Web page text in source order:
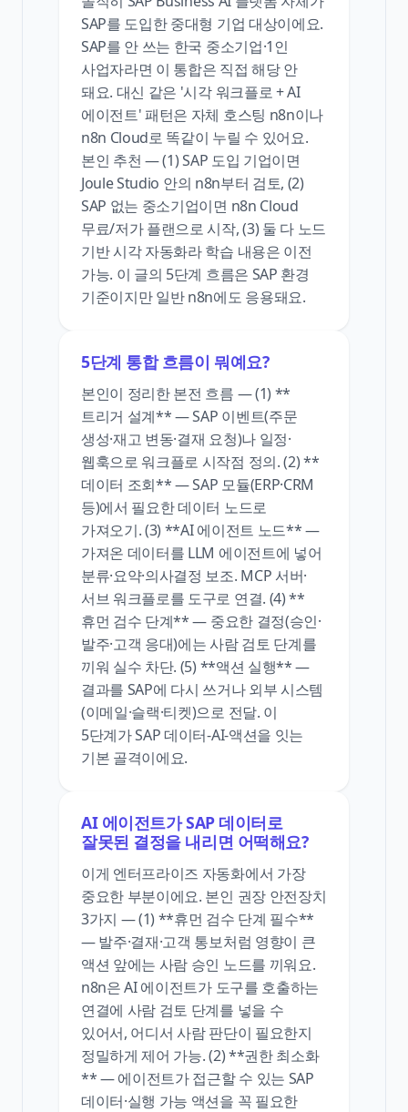
SAP를 도입한 중대형 기업 대상이에요.
SAP를 안 쓰는 한국 중소기업·1인
사업자라면 이 통합은 직접 해당 안
돼요. 대신 같은 '시각 워크플로 + AI
에이전트' 패턴은 자체 호스팅 n8n이나
n8n Cloud로 똑같이 누릴 수 있어요.
본인 추천 — (1) SAP 도입 기업이면
Joule Studio 안의 n8n부터 검토, (2)
SAP 없는 중소기업이면 n8n Cloud
무료/저가 플랜으로 시작, (3) 둘 다 노드
기반 시각 자동화라 학습 내용은 이전
가능. 이 글의 5단계 흐름은 SAP 환경
기준이지만 일반 n8n에도 응용돼요.
5단계 통합 흐름이 뭐예요?
본인이 정리한 본전 흐름 — (1) **
트리거 설계** — SAP 이벤트(주문
생성·재고 변동·결재 요청)나 일정·
웹훅으로 워크플로 시작점 정의. (2) **
데이터 조회** — SAP 모듈(ERP·CRM
등)에서 필요한 데이터 노드로
가져오기. (3) **AI 에이전트 노드** —
가져온 데이터를 LLM 에이전트에 넣어
분류·요약·의사결정 보조. MCP 서버·
서브 워크플로를 도구로 연결. (4) **
휴먼 검수 단계** — 중요한 결정(승인·
발주·고객 응대)에는 사람 검토 단계를
끼워 실수 차단. (5) **액션 실행** —
결과를 SAP에 다시 쓰거나 외부 시스템
(이메일·슬랙·티켓)으로 전달. 이
5단계가 SAP 데이터-AI-액션을 잇는
기본 골격이에요.
AI 에이전트가 SAP 데이터로
잘못된 결정을 내리면 어떡해요?
이게 엔터프라이즈 자동화에서 가장
중요한 부분이에요. 본인 권장 안전장치
3가지 — (1) **휴먼 검수 단계 필수**
— 발주·결재·고객 통보처럼 영향이 큰
액션 앞에는 사람 승인 노드를 끼워요.
n8n은 AI 에이전트가 도구를 호출하는
연결에 사람 검토 단계를 넣을 수
있어서, 어디서 사람 판단이 필요한지
정밀하게 제어 가능. (2) **권한 최소화
** — 에이전트가 접근할 수 있는 SAP
데이터·실행 가능 액션을 꼭 필요한